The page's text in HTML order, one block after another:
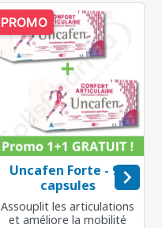
Uncafen Forte - 96
capsules
Assouplit les articulations
et améliore la mobilité
PROMO
